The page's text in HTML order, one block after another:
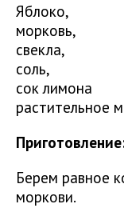
Яблоко,
морковь,
свекла,
соль,
сок лимона
растительное
Берем равное
моркови.